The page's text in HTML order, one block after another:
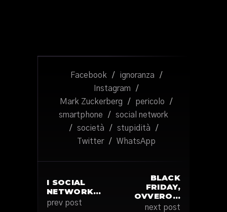
Facebook / ignoranza
/
Instagram
/
Mark Zuckerberg
/ pericolo
/
smartphone
/
social network
/
società / stupidità
/
Twitter
/ WhatsApp
I SOCIAL
NETWORK…
prev post
BLACK
FRIDAY,
OVVERO…
next post